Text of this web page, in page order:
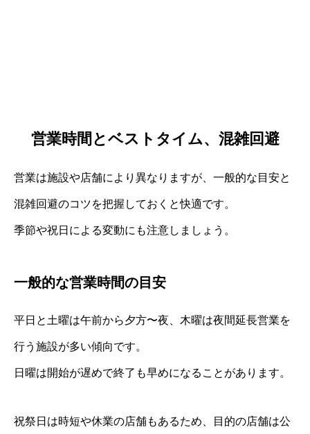
営業時間とベストタイム、混雑回避
営業は施設や店舗により異なりますが、一般的な目安と
混雑回避のコツを把握しておくと快適です。
季節や祝日による変動にも注意しましょう。
一般的な営業時間の目安
平日と土曜は午前から夕方〜夜、木曜は夜間延長営業を
行う施設が多い傾向です。
日曜は開始が遅めで終了も早めになることがあります。
祝祭日は時短や休業の店舗もあるため、目的の店舗は公